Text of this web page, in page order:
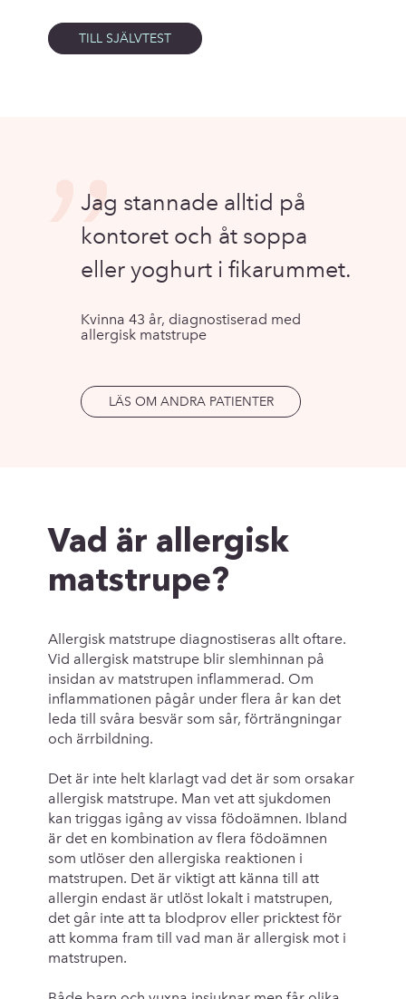
TILL SJÄLVTEST
Jag stannade alltid på
kontoret och åt soppa
eller yoghurt i fikarummet.
”
Kvinna 43 år, diagnostiserad med
allergisk matstrupe
LÄS OM ANDRA PATIENTER
Vad är allergisk
matstrupe?
Allergisk matstrupe diagnostiseras allt oftare.
Vid allergisk matstrupe blir slemhinnan på
insidan av matstrupen inflammerad. Om
inflammationen pågår under flera år kan det
leda till svåra besvär som sår, förträngningar
och ärrbildning.
Det är inte helt klarlagt vad det är som orsakar
allergisk matstrupe. Man vet att sjukdomen
kan triggas igång av vissa födoämnen. Ibland
är det en kombination av flera födoämnen
som utlöser den allergiska reaktionen i
matstrupen. Det är viktigt att känna till att
allergin endast är utlöst lokalt i matstrupen,
det går inte att ta blodprov eller pricktest för
att komma fram till vad man är allergisk mot i
matstrupen.